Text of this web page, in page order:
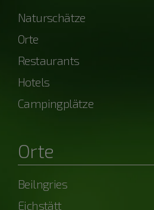
Naturschätze
Orte
Restaurants
Hotels
Campingplätze
Orte
Beilngries
Eichstätt